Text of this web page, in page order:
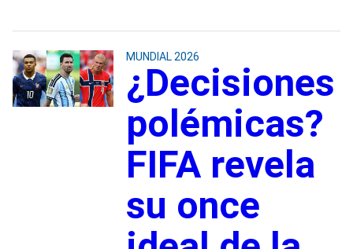
MUNDIAL 2026
¿Decisiones
polémicas?
FIFA revela
su once